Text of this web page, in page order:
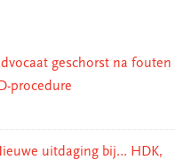
geschorst na fouten
procedure
uitdaging bij… HDK,